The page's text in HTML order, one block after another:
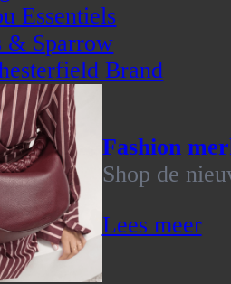
Essentiels
& Sparrow
Brand
Fashion
Shop de
Lees meer